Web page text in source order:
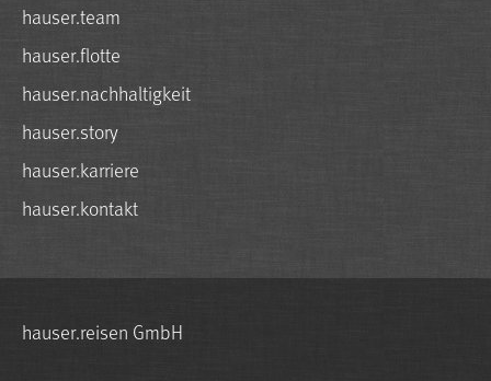
hauser.team
hauser.flotte
hauser.nachhaltigkeit
hauser.story
hauser.karriere
hauser.kontakt
hauser.reisen GmbH